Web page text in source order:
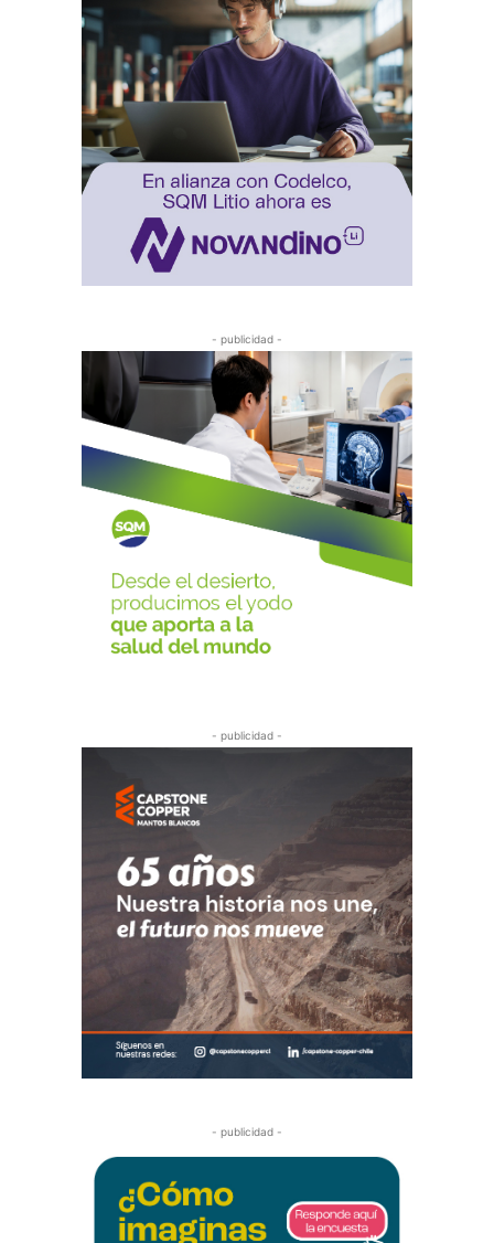
- publicidad -
- publicidad -
- publicidad -